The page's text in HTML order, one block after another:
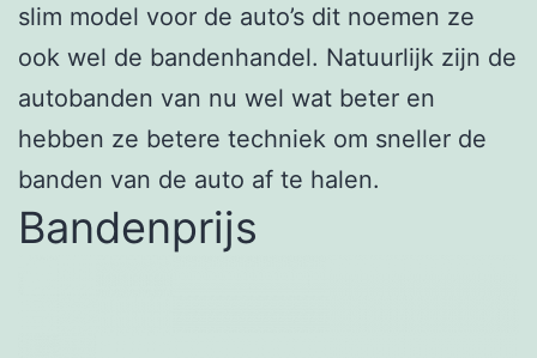
slim model voor de auto’s dit noemen ze
ook wel de bandenhandel. Natuurlijk zijn de
autobanden van nu wel wat beter en
hebben ze betere techniek om sneller de
banden van de auto af te halen.
Bandenprijs